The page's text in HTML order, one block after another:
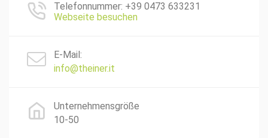
Telefonnummer: +39 0473 633231
Webseite besuchen
E-Mail:
info@theiner.it
Unternehmensgröße
10-50